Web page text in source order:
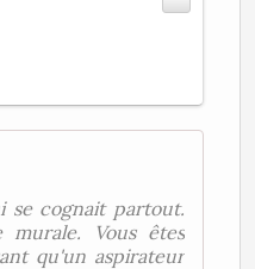
se cognait partout.
Vous êtes
qu'un aspirateur